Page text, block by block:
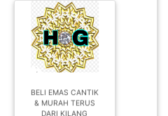
BELI EMAS CANTIK
& MURAH TERUS